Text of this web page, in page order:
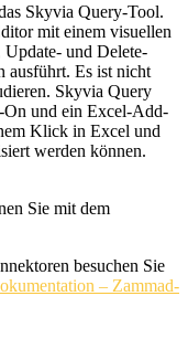
Skyvia Query-Tool.
mit einem visuellen
und Delete-
ausführt. Es ist nicht
Skyvia Query
On und ein Excel-Add-
Klick in Excel und
werden können.
Sie mit dem
besuchen Sie
– Zammad-